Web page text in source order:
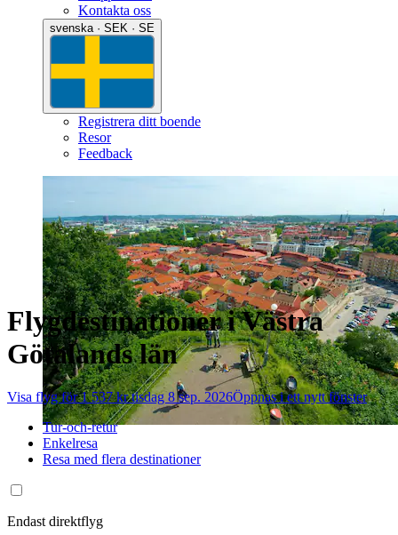
Kontakta oss
svenska · SEK · SE
Registrera ditt boende
Resor
Feedback
Flygdestinationer i Västra
Götalands län
Visa flyg för 1 537 kr tisdag 8 sep. 2026Öppnas i ett nytt fönster
Tur-och-retur
Enkelresa
Resa med flera destinationer
Endast direktflyg